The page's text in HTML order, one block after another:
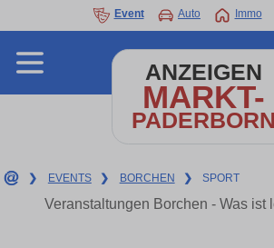
Event Auto Immo
ANZEIGEN
MARKT-
PADERBORN
❯ EVENTS ❯ BORCHEN ❯ SPORT
Veranstaltungen Borchen - Was ist